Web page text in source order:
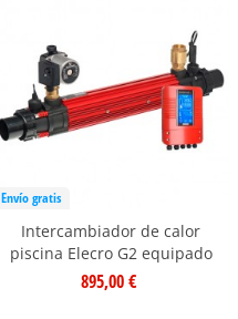
Envío gratis
Intercambiador de calor
piscina Elecro G2 equipado
895,00 €